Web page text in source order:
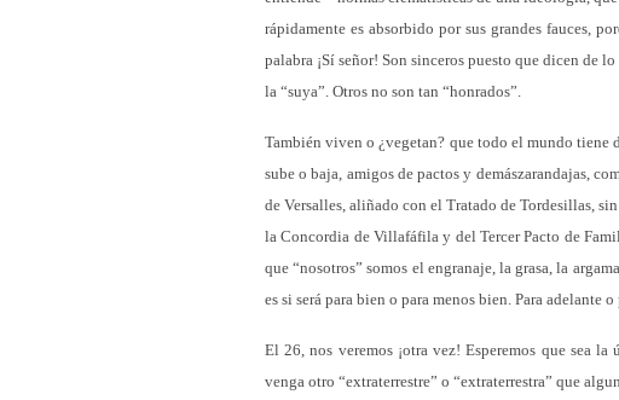
rápidamente es absorbido por sus grandes fauces,
palabra ¡Sí señor! Son sinceros puesto que dicen de
la “suya”. Otros no son tan “honrados”.
También viven o ¿vegetan? que todo el mundo tiene
sube o baja, amigos de pactos y demászarandajas,
de Versalles, aliñado con el Tratado de Tordesillas,
la Concordia de Villafáfila y del Tercer Pacto de
que “nosotros” somos el engranaje, la grasa, la
es si será para bien o para menos bien. Para adelante
El 26, nos veremos ¡otra vez! Esperemos que sea
venga otro “extraterrestre” o “extraterrestra” que